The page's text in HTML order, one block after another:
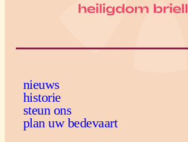
nieuws
historie
steun ons
plan uw bedevaart